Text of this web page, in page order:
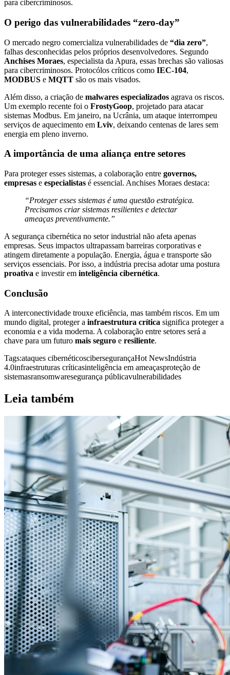
para cibercriminosos.
O perigo das vulnerabilidades “zero-day”
O mercado negro comercializa vulnerabilidades de “dia zero”,
falhas desconhecidas pelos próprios desenvolvedores. Segundo
Anchises Moraes, especialista da Apura, essas brechas são valiosas
para cibercriminosos. Protocólos críticos como IEC-104,
MODBUS e MQTT são os mais visados.
Além disso, a criação de malwares especializados agrava os riscos.
Um exemplo recente foi o FrostyGoop, projetado para atacar
sistemas Modbus. Em janeiro, na Ucrânia, um ataque interrompeu
serviços de aquecimento em Lviv, deixando centenas de lares sem
energia em pleno inverno.
A importância de uma aliança entre setores
Para proteger esses sistemas, a colaboração entre governos,
empresas e especialistas é essencial. Anchises Moraes destaca:
“Proteger esses sistemas é uma questão estratégica.
Precisamos criar sistemas resilientes e detectar
ameaças preventivamente.”
A segurança cibernética no setor industrial não afeta apenas
empresas. Seus impactos ultrapassam barreiras corporativas e
atingem diretamente a população. Energia, água e transporte são
serviços essenciais. Por isso, a indústria precisa adotar uma postura
proativa e investir em inteligência cibernética.
Conclusão
A interconectividade trouxe eficiência, mas também riscos. Em um
mundo digital, proteger a infraestrutura crítica significa proteger a
economia e a vida moderna. A colaboração entre setores será a
chave para um futuro mais seguro e resiliente.
Tags:ataques cibernéticoscibersegurançaHot NewsIndústria
4.0infraestruturas críticasinteligência em ameaçasproteção de
sistemasransomwaresegurança públicavulnerabilidades
Leia também